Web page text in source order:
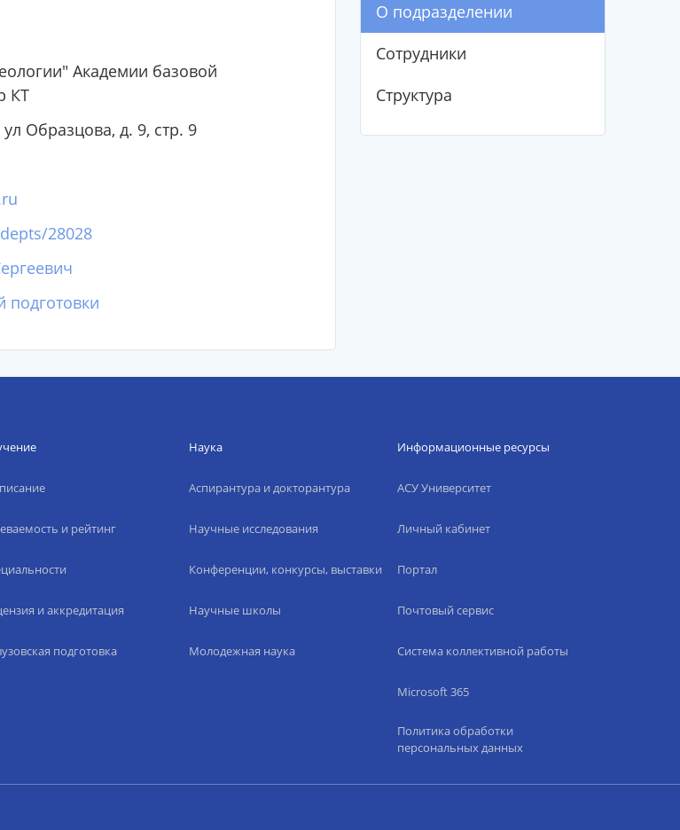
Академии базовой
КТ
Образцова, д. 9, стр. 9
28028
подготовки
О подразделении
Сотрудники
Структура
и рейтинг
и аккредитация
подготовка
Наука
Аспирантура и докторантура
Научные исследования
Конференции, конкурсы, выставки
Научные школы
Молодежная наука
Информационные ресурсы
АСУ Университет
Личный кабинет
Портал
Почтовый сервис
Система коллективной работы
Microsoft 365
Политика обработки
персональных данных